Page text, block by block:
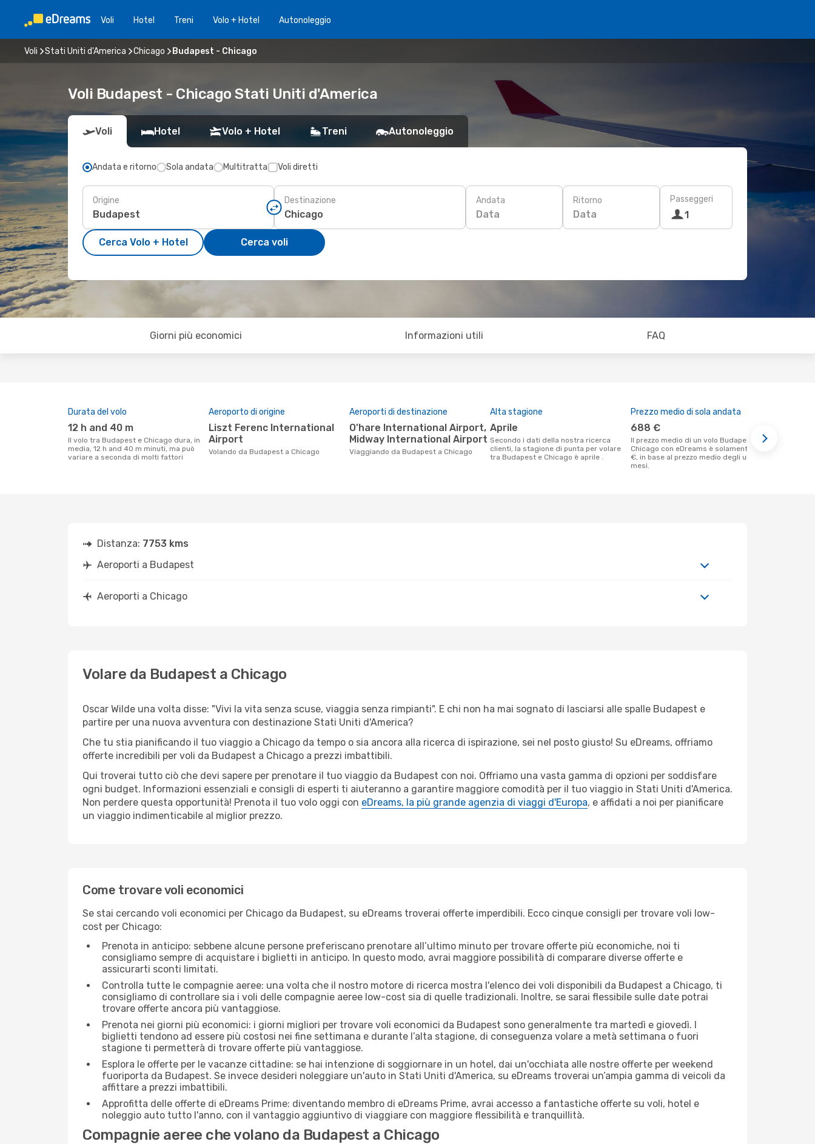
Voli Hotel Treni Volo + Hotel Autonoleggio
Voli Stati Uniti d'America Chicago Budapest - Chicago
Voli Budapest - Chicago Stati Uniti d'America
Voli Hotel Volo + Hotel Treni Autonoleggio
Andata e ritorno Sola andata Multitratta Voli diretti
Origine Destinazione Andata
Data
Ritorno
Data
Passeggeri
1
Cerca Volo + Hotel Cerca voli
Giorni più economici Informazioni utili FAQ
Durata del volo
12 h and 40 m
Il volo tra Budapest e Chicago dura, in
media, 12 h and 40 m minuti, ma può
variare a seconda di molti fattori
Aeroporto di origine
Liszt Ferenc International
Airport
Volando da Budapest a Chicago
Aeroporti di destinazione
O'hare International Airport,
Midway International Airport
Viaggiando da Budapest a Chicago
Alta stagione
aprile
Secondo i dati della nostra ricerca
clienti, la stagione di punta per volare
tra Budapest e Chicago è aprile .
Prezzo medio di sola andata
688 €
Il prezzo medio di un volo Budapest -
Chicago con eDreams è solamente 688
€, in base al prezzo medio degli ultimi
mesi.
Distanza: 7753 kms
Aeroporti a Budapest
Aeroporti a Chicago
Volare da Budapest a Chicago
Oscar Wilde una volta disse: "Vivi la vita senza scuse, viaggia senza rimpianti". E chi non ha mai sognato di lasciarsi alle spalle Budapest e
partire per una nuova avventura con destinazione Stati Uniti d'America?
Che tu stia pianificando il tuo viaggio a Chicago da tempo o sia ancora alla ricerca di ispirazione, sei nel posto giusto! Su eDreams, offriamo
offerte incredibili per voli da Budapest a Chicago a prezzi imbattibili.
Qui troverai tutto ciò che devi sapere per prenotare il tuo viaggio da Budapest con noi. Offriamo una vasta gamma di opzioni per soddisfare
ogni budget. Informazioni essenziali e consigli di esperti ti aiuteranno a garantire maggiore comodità per il tuo viaggio in Stati Uniti d'America.
Non perdere questa opportunità! Prenota il tuo volo oggi con eDreams, la più grande agenzia di viaggi d'Europa, e affidati a noi per pianificare
un viaggio indimenticabile al miglior prezzo.
Come trovare voli economici
Se stai cercando voli economici per Chicago da Budapest, su eDreams troverai offerte imperdibili. Ecco cinque consigli per trovare voli low-
cost per Chicago:
Prenota in anticipo: sebbene alcune persone preferiscano prenotare all’ultimo minuto per trovare offerte più economiche, noi ti
consigliamo sempre di acquistare i biglietti in anticipo. In questo modo, avrai maggiore possibilità di comparare diverse offerte e
assicurarti sconti limitati.
Controlla tutte le compagnie aeree: una volta che il nostro motore di ricerca mostra l'elenco dei voli disponibili da Budapest a Chicago, ti
consigliamo di controllare sia i voli delle compagnie aeree low-cost sia di quelle tradizionali. Inoltre, se sarai flessibile sulle date potrai
trovare offerte ancora più vantaggiose.
Prenota nei giorni più economici: i giorni migliori per trovare voli economici da Budapest sono generalmente tra martedì e giovedì. I
biglietti tendono ad essere più costosi nei fine settimana e durante l’alta stagione, di conseguenza volare a metà settimana o fuori
stagione ti permetterà di trovare offerte più vantaggiose.
Esplora le offerte per le vacanze cittadine: se hai intenzione di soggiornare in un hotel, dai un'occhiata alle nostre offerte per weekend
fuoriporta da Budapest. Se invece desideri noleggiare un'auto in Stati Uniti d'America, su eDreams troverai un’ampia gamma di veicoli da
affittare a prezzi imbattibili.
Approfitta delle offerte di eDreams Prime: diventando membro di eDreams Prime, avrai accesso a fantastiche offerte su voli, hotel e
noleggio auto tutto l'anno, con il vantaggio aggiuntivo di viaggiare con maggiore flessibilità e tranquillità.
Compagnie aeree che volano da Budapest a Chicago